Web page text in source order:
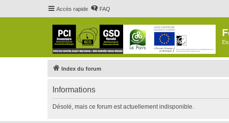
Accès rapide FAQ
Index du forum
Informations
Désolé, mais ce forum est actuellement indisponible.